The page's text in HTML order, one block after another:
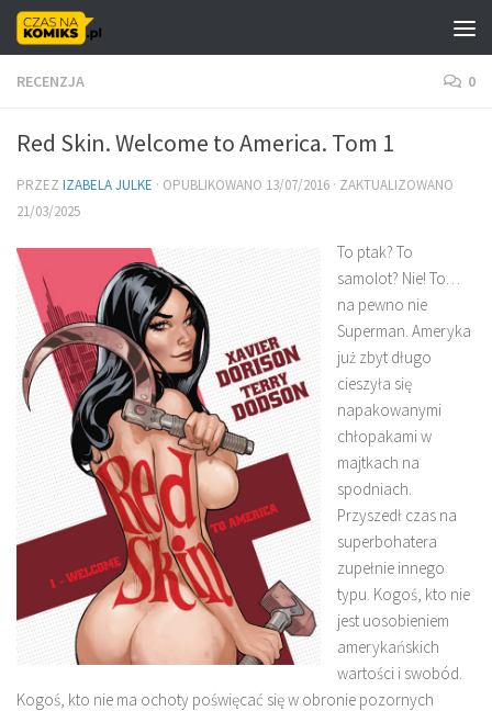
Skip to content
RECENZJA 0
Red Skin. Welcome to America. Tom 1
PRZEZ IZABELA JULKE · OPUBLIKOWANO 13/07/2016 · ZAKTUALIZOWANO
21/03/2025
To ptak? To
samolot? Nie! To…
na pewno nie
Superman. Ameryka
już zbyt długo
cieszyła się
napakowanymi
chłopakami w
majtkach na
spodniach.
Przyszedł czas na
superbohatera
zupełnie innego
typu. Kogoś, kto nie
jest uosobieniem
amerykańskich
wartości i swobód.
Kogoś, kto nie ma ochoty poświęcać się w obronie pozornych